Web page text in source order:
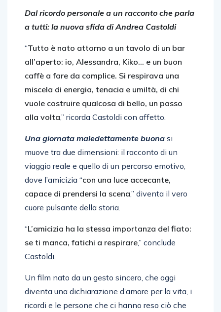
Dal ricordo personale a un racconto che parla
a tutti: la nuova sfida di Andrea Castoldi
“Tutto è nato attorno a un tavolo di un bar
all’aperto: io, Alessandra, Kiko… e un buon
caffè a fare da complice. Si respirava una
miscela di energia, tenacia e umiltà, di chi
vuole costruire qualcosa di bello, un passo
alla volta,” ricorda Castoldi con affetto.
Una giornata maledettamente buona si
muove tra due dimensioni: il racconto di un
viaggio reale e quello di un percorso emotivo,
dove l’amicizia “con una luce accecante,
capace di prendersi la scena,” diventa il vero
cuore pulsante della storia.
“L’amicizia ha la stessa importanza del fiato:
se ti manca, fatichi a respirare,” conclude
Castoldi.
Un film nato da un gesto sincero, che oggi
diventa una dichiarazione d’amore per la vita, i
ricordi e le persone che ci hanno reso ciò che